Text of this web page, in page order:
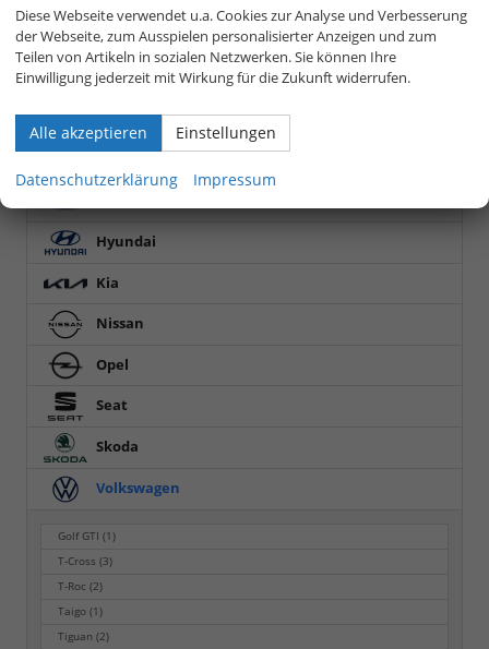
VORBESTELLTE FAHRZEUGE
LAGER NEUFAHRZEUGE
GEBRAUCHTFAHRZEUGE
Audi
Hyundai
Kia
Nissan
Opel
Seat
Skoda
Volkswagen
Golf GTI(1)
T-Cross(3)
T-Roc(2)
Taigo(1)
Tiguan(2)
Diese Webseite verwendet u.a. Cookies zur Analyse und Verbesserung
der Webseite, zum Ausspielen personalisierter Anzeigen und zum
Teilen von Artikeln in sozialen Netzwerken. Sie können Ihre
Einwilligung jederzeit mit Wirkung für die Zukunft widerrufen.
Alle akzeptieren Einstellungen
Datenschutzerklärung Impressum